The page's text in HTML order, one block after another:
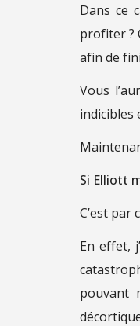
Dans ce
profiter ?
afin de
Vous
indicibles
Si Elliott
C’est par
En effet,
pouvant